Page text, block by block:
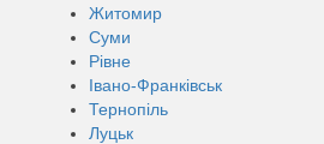
Житомир
Суми
Рівне
Івано-Франківськ
Тернопіль
Луцьк